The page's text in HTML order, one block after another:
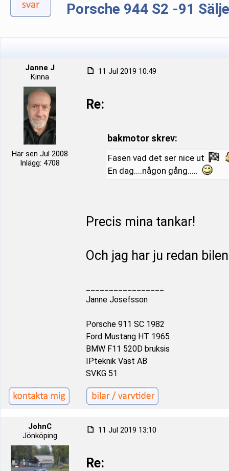
Porsche 944 S2 -91
Janne J
Kinna
Här sen Jul 2008
Inlägg: 4708
11 Jul 2019 10:49
Re:
bakmotor skrev:
Fasen vad det ser nice ut
En dag....någon gång.....
Precis mina tankar!
Och jag har ju redan
Janne Josefsson
Porsche 911 SC 1982
Ford Mustang HT 1965
BMW F11 520D bruksis
IPteknik Väst AB
SVKG 51
JohnC
Jönköping
11 Jul 2019 13:10
Re: